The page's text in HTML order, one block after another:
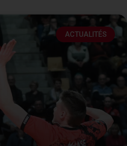
ACTUALITÉS